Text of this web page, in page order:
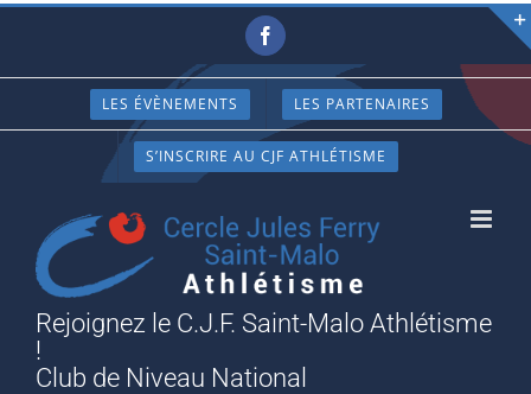
Passer
contenu
Facebook
LES ÉVÈNEMENTS LES PARTENAIRES
S’INSCRIRE AU CJF ATHLÉTISME
Rejoignez le C.J.F. Saint-Malo Athlétisme
!
Club de Niveau National